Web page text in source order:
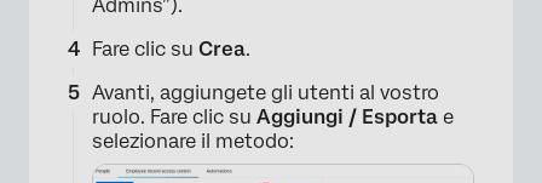
Admins”).
Fare clic su Crea.
Avanti, aggiungete gli utenti al vostro
ruolo. Fare clic su Aggiungi / Esporta e
selezionare il metodo: